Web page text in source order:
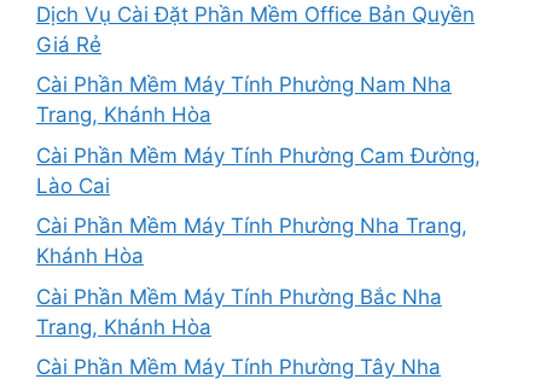
Dịch Vụ Cài Đặt Phần Mềm Office Bản Quyền
Giá Rẻ
Cài Phần Mềm Máy Tính Phường Nam Nha
Trang, Khánh Hòa
Cài Phần Mềm Máy Tính Phường Cam Đường,
Lào Cai
Cài Phần Mềm Máy Tính Phường Nha Trang,
Khánh Hòa
Cài Phần Mềm Máy Tính Phường Bắc Nha
Trang, Khánh Hòa
Cài Phần Mềm Máy Tính Phường Tây Nha